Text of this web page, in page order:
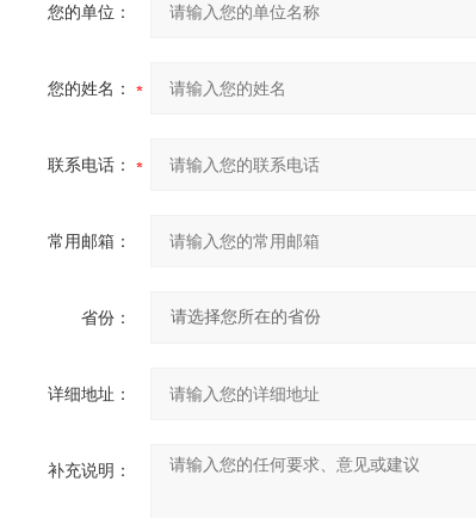
您的单位：
您的姓名：
联系电话：
常用邮箱：
省份：
详细地址：
补充说明：